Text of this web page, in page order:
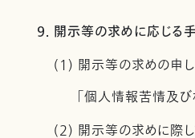
9. 開示等の求めに応じる
(1) 開示等の求めの申
「個人情報苦情及び
(2) 開示等の求めに際